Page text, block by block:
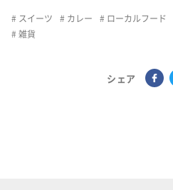
スイーツ カレー ローカルフード
雑貨
シェア